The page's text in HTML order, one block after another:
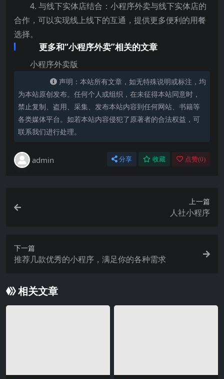
4. 与线下实体店结合：小程序外卖与线下实体店的
合作，可以实现线上线下的互通，提供更多便利的用餐
选择。
更多和“小程序外卖”相关的文章
小程序外卖版
声明：本站所有文章，如无特殊说明或标注，均
为本站原创发布。任何个人或组织，在未征得本站同意时，
禁止复制、盗用、采集、发布本站内容到任何网站、书籍等
各类媒体平台。如若本站内容侵犯了原著者的合法权益，可
联系我们进行处理。
admin 分享 收藏 点赞(0)
上一篇
人社小程序
下一篇
推荐几款优秀的小程序，满足你的各种需求
相关文章